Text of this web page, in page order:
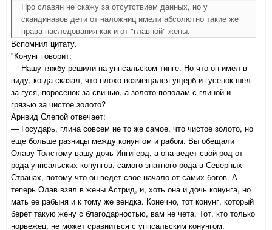
Про славян не скажу за отсутствием данных, но у
скандинавов дети от наложниц имели абсолютно такие же
права наследования как и от "главной" жены.
Вспомнил цитату.
"Конунг говорит:
— Нашу тяжбу решили на уппсальском тинге. Но что он имел в
виду, когда сказал, что плохо возмещался ущерб и гусенок шел
за гуся, поросенок за свинью, а золото пополам с глиной и
грязью за чистое золото?
Арнвид Слепой отвечает:
— Государь, глина совсем не то же самое, что чистое золото, но
еще больше разницы между конунгом и рабом. Вы обещали
Олаву Толстому вашу дочь Ингигерд, а она ведет свой род от
рода уппсальских конунгов, самого знатного рода в Северных
Странах, потому что он ведет свое начало от самих богов. А
теперь Олав взял в жены Астрид, и, хоть она и дочь конунга, но
мать ее рабыня и к тому же вендка. Конечно, тот конунг, который
берет такую жену с благодарностью, вам не чета. Тот, кто только
норвежец, не может сравниться с уппсальским конунгом.